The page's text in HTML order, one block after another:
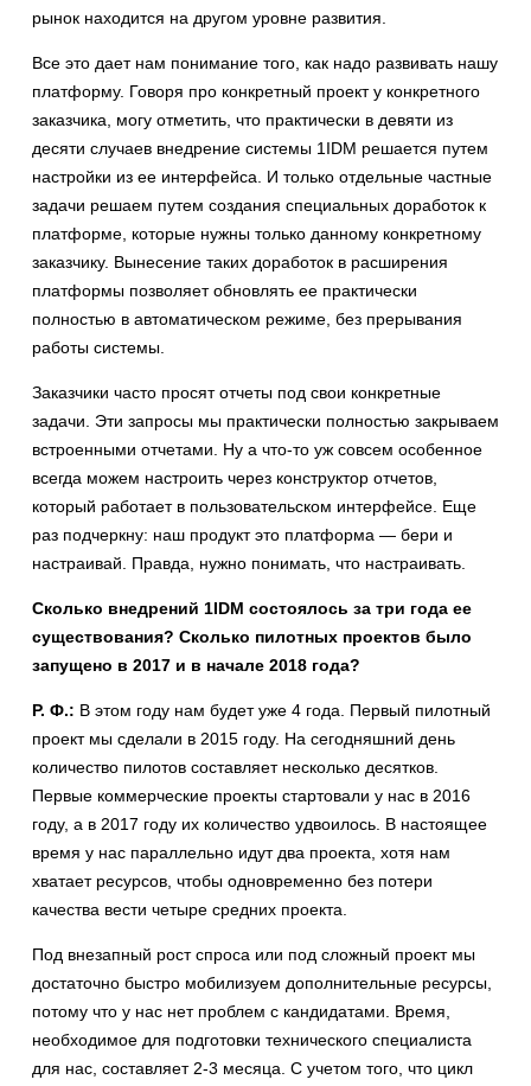
рынок находится на другом уровне развития.
Все это дает нам понимание того, как надо развивать нашу
платформу. Говоря про конкретный проект у конкретного
заказчика, могу отметить, что практически в девяти из
десяти случаев внедрение системы 1IDM решается путем
настройки из ее интерфейса. И только отдельные частные
задачи решаем путем создания специальных доработок к
платформе, которые нужны только данному конкретному
заказчику. Вынесение таких доработок в расширения
платформы позволяет обновлять ее практически
полностью в автоматическом режиме, без прерывания
работы системы.
Заказчики часто просят отчеты под свои конкретные
задачи. Эти запросы мы практически полностью закрываем
встроенными отчетами. Ну а что-то уж совсем особенное
всегда можем настроить через конструктор отчетов,
который работает в пользовательском интерфейсе. Еще
раз подчеркну: наш продукт это платформа — бери и
настраивай. Правда, нужно понимать, что настраивать.
Сколько внедрений 1IDM состоялось за три года ее
существования? Сколько пилотных проектов было
запущено в 2017 и в начале 2018 года?
Р. Ф.: В этом году нам будет уже 4 года. Первый пилотный
проект мы сделали в 2015 году. На сегодняшний день
количество пилотов составляет несколько десятков.
Первые коммерческие проекты стартовали у нас в 2016
году, а в 2017 году их количество удвоилось. В настоящее
время у нас параллельно идут два проекта, хотя нам
хватает ресурсов, чтобы одновременно без потери
качества вести четыре средних проекта.
Под внезапный рост спроса или под сложный проект мы
достаточно быстро мобилизуем дополнительные ресурсы,
потому что у нас нет проблем с кандидатами. Время,
необходимое для подготовки технического специалиста
для нас, составляет 2-3 месяца. С учетом того, что цикл